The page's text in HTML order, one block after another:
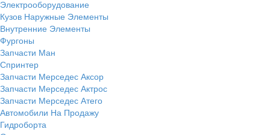
Электрооборудование
Кузов Наружные Элементы
Внутренние Элементы
Фургоны
Запчасти Ман
Спринтер
Запчасти Мерседес Аксор
Запчасти Мерседес Актрос
Запчасти Мерседес Атего
Автомобили На Продажу
Гидроборта